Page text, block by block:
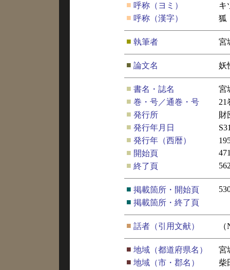
■ 呼称（ヨミ）
キ
■ 呼称（漢字） 狐
■ 執筆者 宮
■ 論文名 妖
■ 書名・誌名
宮
■ 巻・号／通巻・号
21
■ 発行所
財
■ 発行年月日
■ 発行年（西暦）
■ 開始頁
■ 終了頁
■ 掲載箇所・開始頁
■ 掲載箇所・終了頁
■ 話者（引用文献）
■ 地域（都道府県名）
宮
■ 地域（市・郡名）
柴